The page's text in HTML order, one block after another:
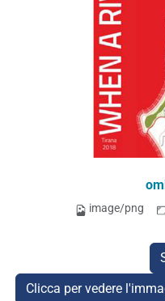
image/png
Clicca per vedere